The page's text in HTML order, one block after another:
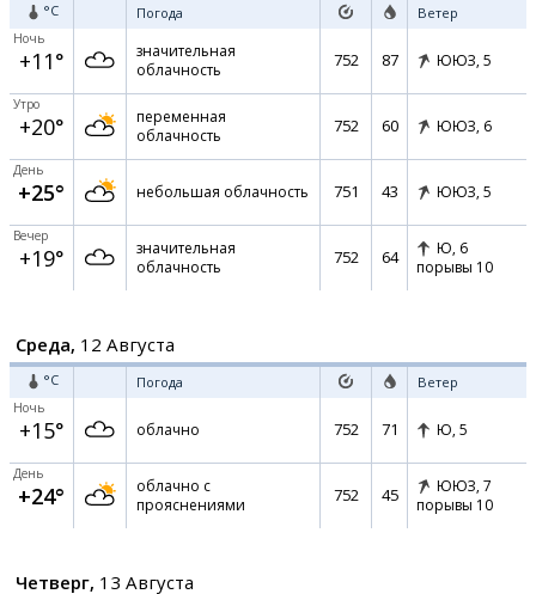
°C Погода Ветер
Ночь
+11°
значительная
облачность
752 87 ЮЮЗ, 5
Утро
+20°
переменная
облачность
752 60 ЮЮЗ, 6
День
+25° небольшая облачность 751 43 ЮЮЗ, 5
Вечер
+19°
значительная
облачность
752 64 Ю, 6
порывы 10
Среда, 12 Августа
°C Погода Ветер
Ночь
+15° облачно 752 71 Ю, 5
День
+24°
облачно с
прояснениями
752 45 ЮЮЗ, 7
порывы 10
Четверг, 13 Августа